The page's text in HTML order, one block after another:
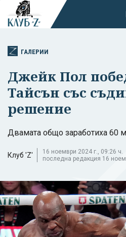
ГАЛЕРИИ
Джейк Пол
Тайсън със
решение
Двамата общо заработиха 60
Клуб 'Z'
16 ноември 2024 г., 09:26 ч.
последна редакция 16